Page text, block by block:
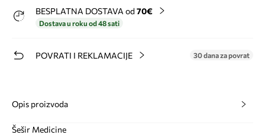
BESPLATNA DOSTAVA od 70€
Dostava u roku od 48 sati
POVRATI I REKLAMACIJE 30 dana za povrat
Opis proizvoda
Šešir Medicine